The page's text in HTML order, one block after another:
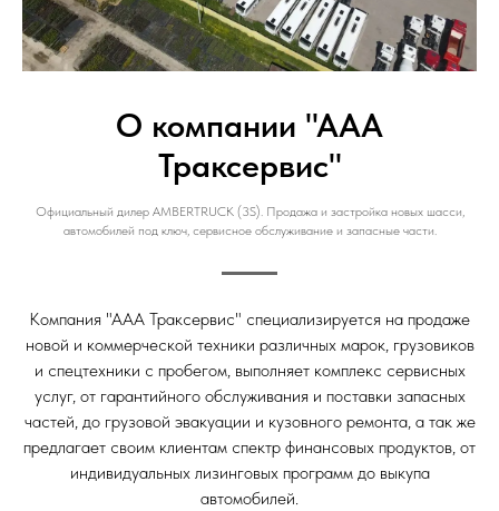
О компании "ААА
Траксервис"
Официальный дилер AMBERTRUCK (3S). Продажа и застройка новых шасси,
автомобилей под ключ, сервисное обслуживание и запасные части.
Компания "ААА Траксервис" специализируется на продаже
новой и коммерческой техники различных марок, грузовиков
и спецтехники с пробегом, выполняет комплекс сервисных
услуг, от гарантийного обслуживания и поставки запасных
частей, до грузовой эвакуации и кузовного ремонта, а так же
предлагает своим клиентам спектр финансовых продуктов, от
индивидуальных лизинговых программ до выкупа
автомобилей.